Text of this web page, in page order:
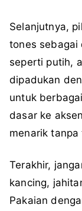
Selanjutnya,
tones sebagai
seperti putih,
dipadukan
untuk
dasar ke
menarik
Terakhir,
kancing,
Pakaian